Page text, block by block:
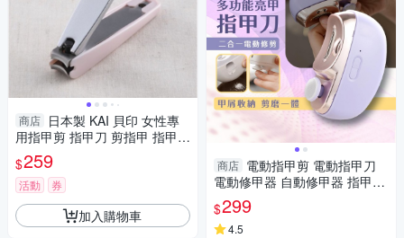
商店 日本製 KAI 貝印 女性專
用指甲剪 指甲刀 剪指甲 指甲剪
美甲 修甲 護甲 鋒利 專為女性
設計 指甲剪
$259
活動 券
加入購物車
商店 電動指甲剪 電動指甲刀
電動修甲器 自動修甲器 指甲剪
修甲刀 磨甲機 美甲剪 兩段剪甲
模式
$299
4.5